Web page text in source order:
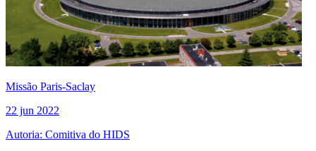
Missão Paris-Saclay
22 jun 2022
Autoria: Comitiva do HIDS